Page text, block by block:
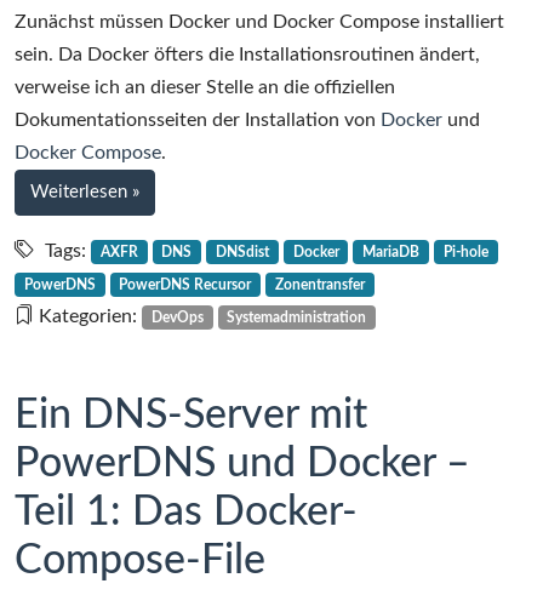
Zunächst müssen Docker und Docker Compose installiert
sein. Da Docker öfters die Installationsroutinen ändert,
verweise ich an dieser Stelle an die offiziellen
Dokumentationsseiten der Installation von Docker und
Docker Compose.
Weiterlesen bei
Ein
DNS-
Server
mit
Docker
–
Teil
2:
Deployment
»
Tags: AXFR DNS DNSdist Docker MariaDB Pi-hole
PowerDNS PowerDNS Recursor Zonentransfer
Kategorien: DevOps Systemadministration
Ein DNS-Server mit
PowerDNS und Docker –
Teil 1: Das Docker-
Compose-File